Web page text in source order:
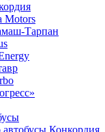
Motors
Тарпан